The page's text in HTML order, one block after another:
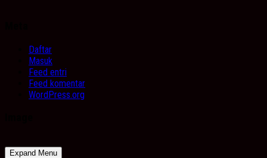
Daftar
Masuk
Feed entri
Feed komentar
WordPress.org
Expand Menu